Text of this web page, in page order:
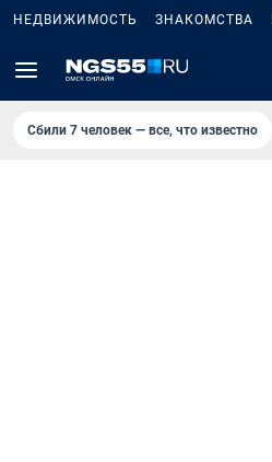
НЕДВИЖИМОСТЬ ЗНАКОМСТВА
Сбили 7 человек — все, что известно